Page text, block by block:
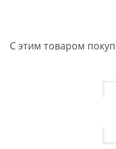
С этим товаром